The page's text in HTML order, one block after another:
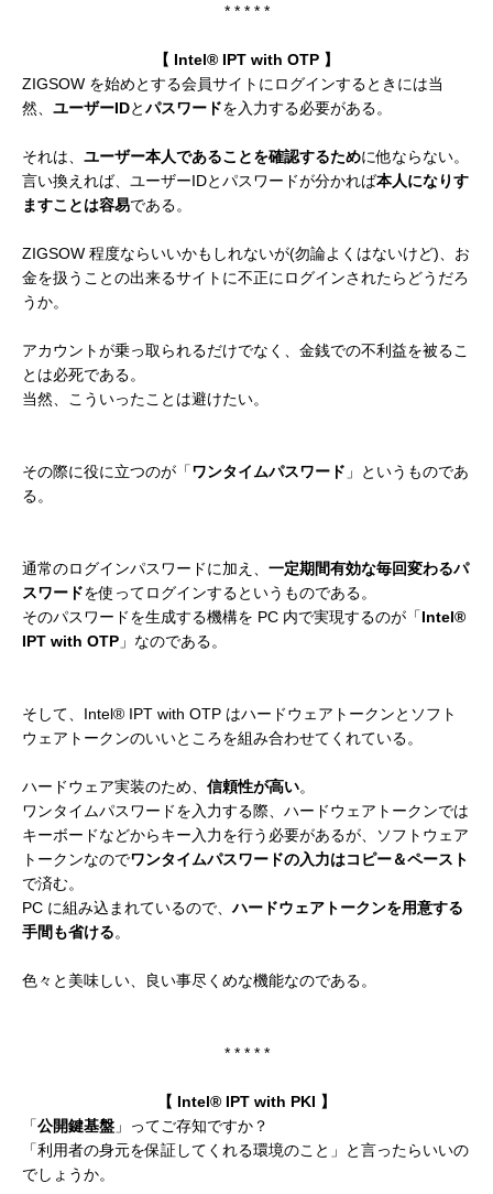
* * * * *
【 Intel® IPT with OTP 】
ZIGSOW を始めとする会員サイトにログインするときには当
然、 ユーザーIDとパスワードを入力する必要がある。
それは、 ユーザー本人であることを確認するために他ならない。
言い換えれば、ユーザーIDとパスワードが分かれば本人になりす
ますことは容易である。
ZIGSOW 程度ならいいかもしれないが(勿論よくはないけど)、お
金を扱うことの出来るサイトに不正にログインされたらどうだろ
うか。
アカウントが乗っ取られるだけでなく、金銭での不利益を被るこ
とは必死である。
当然、こういったことは避けたい。
その際に役に立つのが「ワンタイムパスワード 」というものであ
る。
通常のログインパスワードに加え、 一定期間有効な毎回変わるパ
スワードを使ってログインするというものである。
そのパスワードを生成する機構を PC 内で実現するのが「Intel®
IPT with OTP 」なのである。
そして、Intel® IPT with OTP はハードウェアトークンとソフト
ウェアトークンのいいところを組み合わせてくれている。
ハードウェア実装のため、 信頼性が高い。
ワンタイムパスワードを入力する際、ハードウェアトークンでは
キーボードなどからキー入力を行う必要があるが、ソフトウェア
トークンなのでワンタイムパスワードの入力はコピー＆ペースト
で済む。
PC に組み込まれているので、ハードウェアトークンを用意する
手間も省ける。
色々と美味しい、良い事尽くめな機能なのである。
* * * * *
【 Intel® IPT with PKI 】
「公開鍵基盤 」ってご存知ですか？
「利用者の身元を保証してくれる環境のこと」と言ったらいいの
でしょうか。